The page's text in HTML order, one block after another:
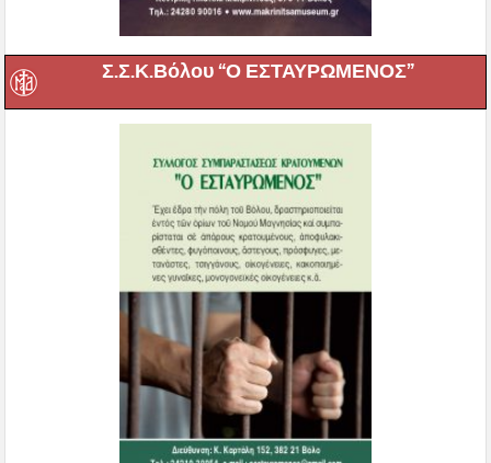
Σ.Σ.Κ.Βόλου “Ο ΕΣΤΑΥΡΩΜΕΝΟΣ”